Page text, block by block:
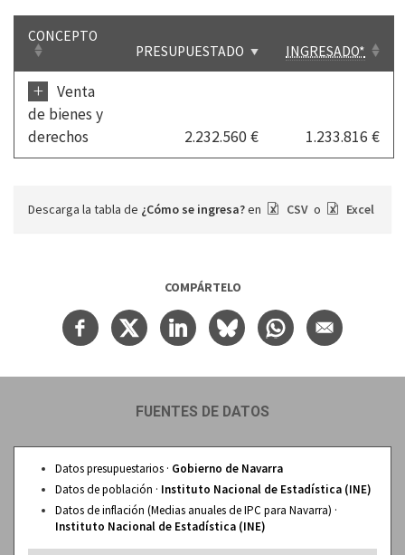
CONCEPTO
PRESUPUESTADO
INGRESADO*
+
Venta
de bienes y
derechos
2.232.560 € 1.233.816 €
Descarga la tabla de ¿Cómo se ingresa?en CSV o Excel
COMPÁRTELO
FUENTES DE DATOS
Datos presupuestarios · Gobierno de Navarra
Datos de población · Instituto Nacional de Estadística (INE)
Datos de inflación (Medias anuales de IPC para Navarra) ·
Instituto Nacional de Estadística (INE)